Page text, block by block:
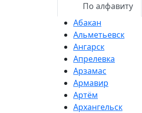
По алфавиту
Абакан
Альметьевск
Ангарск
Апрелевка
Арзамас
Армавир
Артём
Архангельск